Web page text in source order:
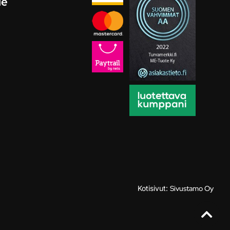
Kotisivut: Sivustamo Oy